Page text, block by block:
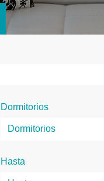
Dormitorios
Hasta